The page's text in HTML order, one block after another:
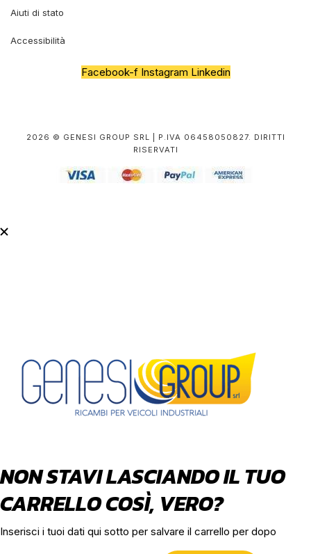
Aiuti di stato
Accessibilità
Facebook-f Instagram Linkedin
2026 © GENESI GROUP SRL | P.IVA 06458050827. DIRITTI
RISERVATI
NON STAVI LASCIANDO IL TUO
CARRELLO COSÌ, VERO?
Inserisci i tuoi dati qui sotto per salvare il carrello per dopo